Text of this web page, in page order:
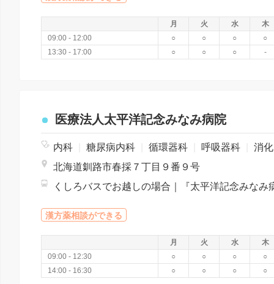
月 火 水
木
09:00 - 12:00
○ ○ ○
○
13:30 - 17:00
○ ○ ○ -
医療法人太平洋記念みなみ病院
内科 糖尿病内科 循環器科 呼吸器科
消化器科
北海道釧路市春採７丁目９番９号
漢方薬相談ができる
月 火 水
木
09:00 - 12:30
○ ○ ○
○
14:00 - 16:30
○ ○ ○ ○